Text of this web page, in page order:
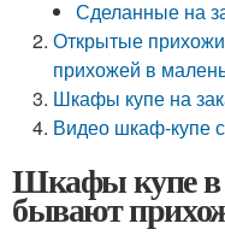
Сделанные на
Открытые
прихожей в
Шкафы купе на
Видео шкаф-купе
Шкафы купе в
бывают